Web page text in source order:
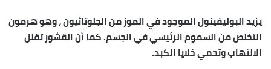
يزيد البوليفينول الموجود في الموز من الجلوتاثيون ، وهو هرمون
التخلص من السموم الرئيسي في الجسم. كما أن القشور تقلل
الالتهاب وتحمي خلايا الكبد.